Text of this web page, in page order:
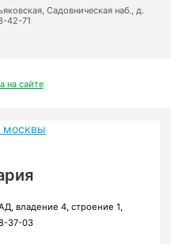
Садовническая наб., д.
42-71
на сайте
владение 4, строение 1,
37-03